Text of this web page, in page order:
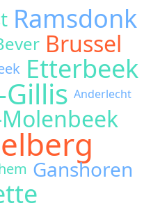
Ramsdonk
Brussel
Etterbeek
Anderlecht
Ganshoren